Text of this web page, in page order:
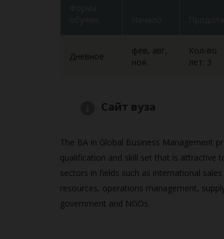
Дневное
фев, авг,
ноя
Кол-во
лет: 3
Сайт вуза
The BA in Global Business Management
qualification and skill set that is attractive
sectors in fields such as international
resources, operations management,
government and NGOs.